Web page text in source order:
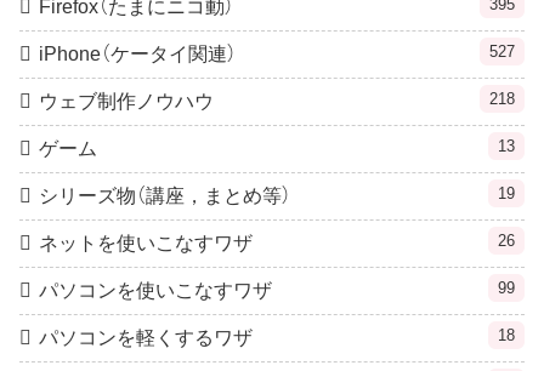
Firefox（たまにニコ動） 395
iPhone（ケータイ関連） 527
ウェブ制作ノウハウ 218
ゲーム 13
シリーズ物（講座，まとめ等） 19
ネットを使いこなすワザ 26
パソコンを使いこなすワザ 99
パソコンを軽くするワザ 18